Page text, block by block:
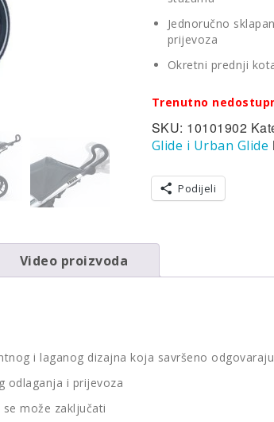
Jednoručno
prijevoza
Okretni prednji
Trenutno
SKU: 10101902
Glide i Urban Glide
Podijeli
Video proizvoda
i laganog dizajna koja savršeno
odlaganja i prijevoza
može zaključati